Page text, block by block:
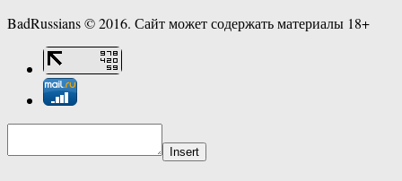
BadRussians © 2016. Сайт может содержать материалы 18+
Insert